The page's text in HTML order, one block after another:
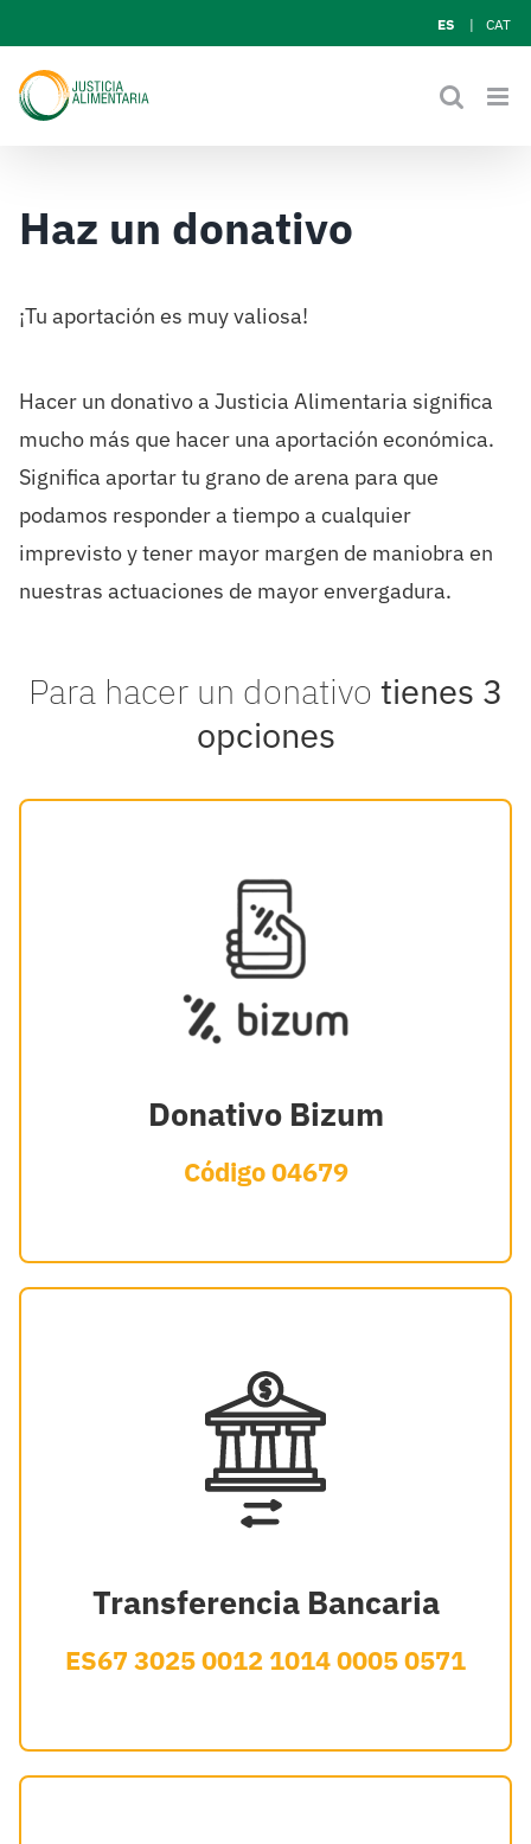
to
content
ES CAT
Haz un donativo
¡Tu aportación es muy valiosa!
Hacer un donativo a Justicia Alimentaria significa
mucho más que hacer una aportación económica.
Significa aportar tu grano de arena para que
podamos responder a tiempo a cualquier
imprevisto y tener mayor margen de maniobra en
nuestras actuaciones de mayor envergadura.
Para hacer un donativo tienes 3
opciones
Donativo Bizum
Código 04679
Transferencia Bancaria
ES67 3025 0012 1014 0005 0571